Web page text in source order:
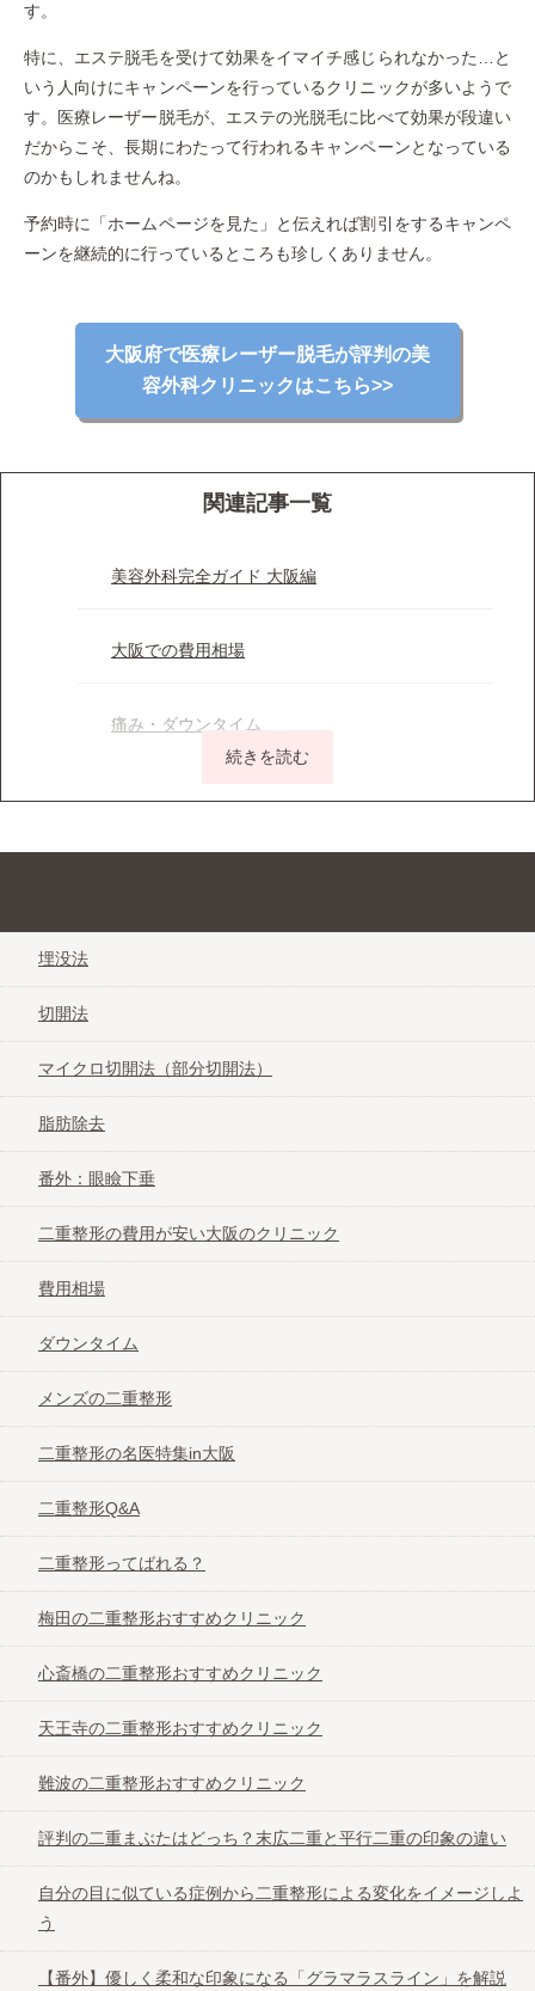
す。
特に、エステ脱毛を受けて効果をイマイチ感じられなかった…と
いう人向けにキャンペーンを行っているクリニックが多いようで
す。医療レーザー脱毛が、エステの光脱毛に比べて効果が段違い
だからこそ、長期にわたって行われるキャンペーンとなっている
のかもしれませんね。
予約時に「ホームページを見た」と伝えれば割引をするキャンペ
ーンを継続的に行っているところも珍しくありません。
大阪府で医療レーザー脱毛が評判の美
容外科クリニックはこちら>>
関連記事一覧
美容外科完全ガイド 大阪編
大阪での費用相場
痛み・ダウンタイム
医療レーザー脱毛Q&A
腕のレーザー脱毛
脚のレーザー脱毛
顔のレーザー脱毛
全身のレーザー脱毛
梅田のおすすめ医療レーザー脱毛クリニック
心斎橋のおすすめレーザー脱毛クリニック
天王寺のおすすめレーザー脱毛クリニック
難波のおすすめレーザー脱毛クリニック
埋没法
切開法
マイクロ切開法（部分切開法）
脂肪除去
番外：眼瞼下垂
二重整形の費用が安い大阪のクリニック
費用相場
ダウンタイム
メンズの二重整形
二重整形の名医特集in大阪
二重整形Q&A
二重整形ってばれる？
梅田の二重整形おすすめクリニック
心斎橋の二重整形おすすめクリニック
天王寺の二重整形おすすめクリニック
難波の二重整形おすすめクリニック
評判の二重まぶたはどっち？末広二重と平行二重の印象の違い
自分の目に似ている症例から二重整形による変化をイメージしよ
う
【番外】優しく柔和な印象になる「グラマラスライン」を解説